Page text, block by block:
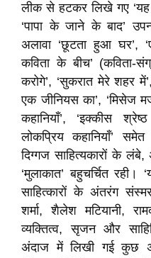
लीक से हटकर लिखे गए ‘यह
‘पापा के जाने के बाद’
अलावा ‘छूटता हुआ घर’,
कविता के बीच’ (कविता-
करोगे’, ‘सुकरात मेरे शहर
एक जीनियस का’, ‘मिसेज
कहानियाँ’, ‘इक्कीस
लोकप्रिय कहानियाँ’
दिग्गज साहित्यकारों के
‘मुलाकात’ बहुचर्चित रही।
साहित्कारों के अंतरंग
शर्मा, शैलेश मटियानी,
व्यक्तित्व, सृजन और
अंदाज में लिखी गई कुछ